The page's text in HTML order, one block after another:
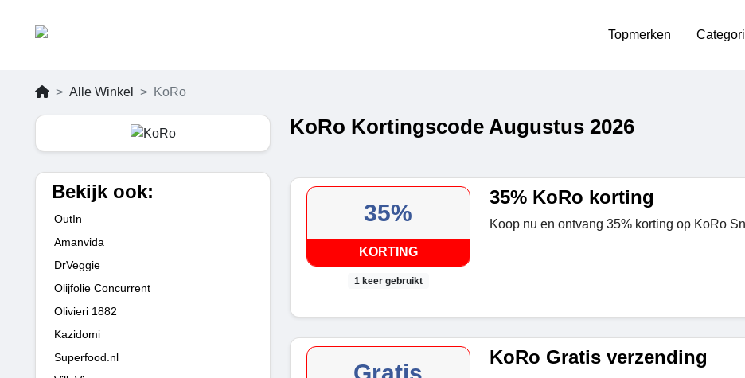
Topmerken
Alle Winkel KoRo
Bekijk ook:
OutIn
Amanvida
DrVeggie
Olijfolie Concurrent
Olivieri 1882
Kazidomi
Superfood.nl
KoRo Kortingscode Augustus 2026
35%
KORTING
1 keer gebruikt
35% KoRo korting
Koop nu en ontvang 35% korting op KoRo
KoRo Gratis verzending